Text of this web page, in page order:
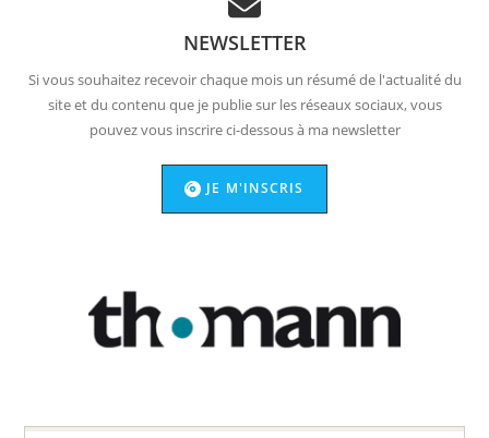
NEWSLETTER
Si vous souhaitez recevoir chaque mois un résumé de l'actualité du
site et du contenu que je publie sur les réseaux sociaux, vous
pouvez vous inscrire ci-dessous à ma newsletter
JE M'INSCRIS